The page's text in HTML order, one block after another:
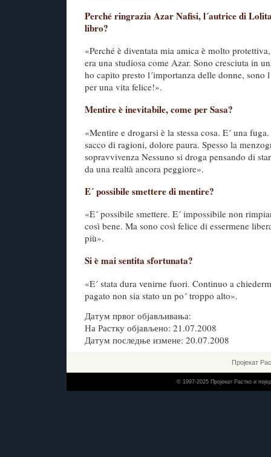
Perché ringrazia Azar Nafisi, l´autrice di
libro?
«Perché è diventata mia amica è molto
era una studiosa come Azar. Sono cresciuta in
ho capito presto l´importanza delle donne, sono
per una vita felice!».
Mentire è inevitabile, come per Sasa?
«Mentire e drogarsi è la stessa cosa. E´ una
sacco di ragioni, dolore paura. Spesso la
sopravvivenza Nessuno si droga pensando di
da una realtà ancora peggiore».
E´ possibile smettere di mentire?
«E´ possibile smettere. E´ impossibile non
così bene. Ma sono così felice di essermene
più».
Si è mai sentita sfortunata?
«E´ stata dura venirne fuori. Continuo a
pagato non sia stato un po´ troppo alto».
Датум првог објављивања:
На Растку објављено: 21.07.2008
Датум последње измене: 20.07.2008
Пројекат
© 1997-2025 Пројекат Растко и